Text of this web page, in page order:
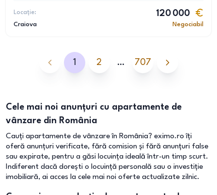
Locație:
Craiova
120 000
Negociabil
1 2 … 707
Cele mai noi anunțuri cu apartamente de
vânzare din România
Cauți apartamente de vânzare în România? eximo.ro îți
oferă anunțuri verificate, fără comision și fără anunțuri false
sau expirate, pentru a găsi locuința ideală într-un timp scurt.
Indiferent dacă dorești o locuință personală sau o investiție
imobiliară, ai acces la cele mai noi oferte actualizate zilnic.